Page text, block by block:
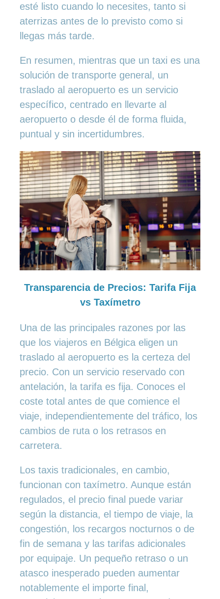
esté listo cuando lo necesites, tanto si
aterrizas antes de lo previsto como si
llegas más tarde.
En resumen, mientras que un taxi es una
solución de transporte general, un
traslado al aeropuerto es un servicio
específico, centrado en llevarte al
aeropuerto o desde él de forma fluida,
puntual y sin incertidumbres.
Transparencia de Precios: Tarifa Fija
vs Taxímetro
Una de las principales razones por las
que los viajeros en Bélgica eligen un
traslado al aeropuerto es la certeza del
precio. Con un servicio reservado con
antelación, la tarifa es fija. Conoces el
coste total antes de que comience el
viaje, independientemente del tráfico, los
cambios de ruta o los retrasos en
carretera.
Los taxis tradicionales, en cambio,
funcionan con taxímetro. Aunque están
regulados, el precio final puede variar
según la distancia, el tiempo de viaje, la
congestión, los recargos nocturnos o de
fin de semana y las tarifas adicionales
por equipaje. Un pequeño retraso o un
atasco inesperado pueden aumentar
notablemente el importe final,